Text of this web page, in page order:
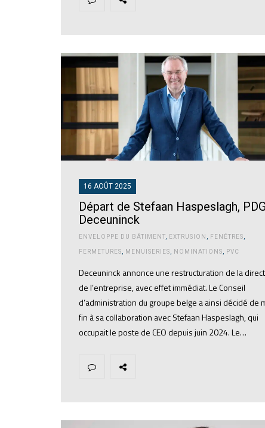
16 AOÛT 2025
Départ de Stefaan Haspeslagh,
Deceuninck
ENVELOPPE DU BÂTIMENT EXTRUSION FENÊTRES
FERMETURES MENUISERIES NOMINATIONS PVC
Deceuninck annonce une restructuration de la
de l’entreprise, avec effet immédiat. Le Conseil
d’administration du groupe belge a ainsi décidé de
fin à sa collaboration avec Stefaan Haspeslagh, qui
occupait le poste de CEO depuis juin 2024. Le…